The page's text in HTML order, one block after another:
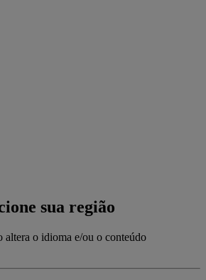
sua região
altera o idioma e/ou o conteúdo